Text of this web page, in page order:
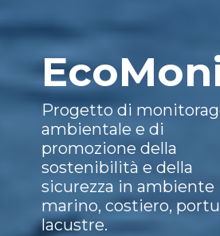
Progetto di
ambientale e di
promozione della
sostenibilità e della
sicurezza in ambiente
marino, costiero,
lacustre.